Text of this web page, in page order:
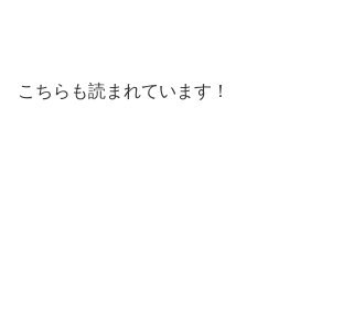
こちらも読まれています！